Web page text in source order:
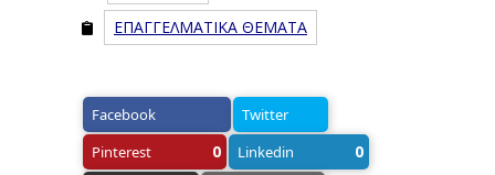
ΕΠΑΓΓΕΛΜΑΤΙΚΑ ΘΕΜΑΤΑ
Facebook
Twitter
Pinterest
0 Linkedin 0